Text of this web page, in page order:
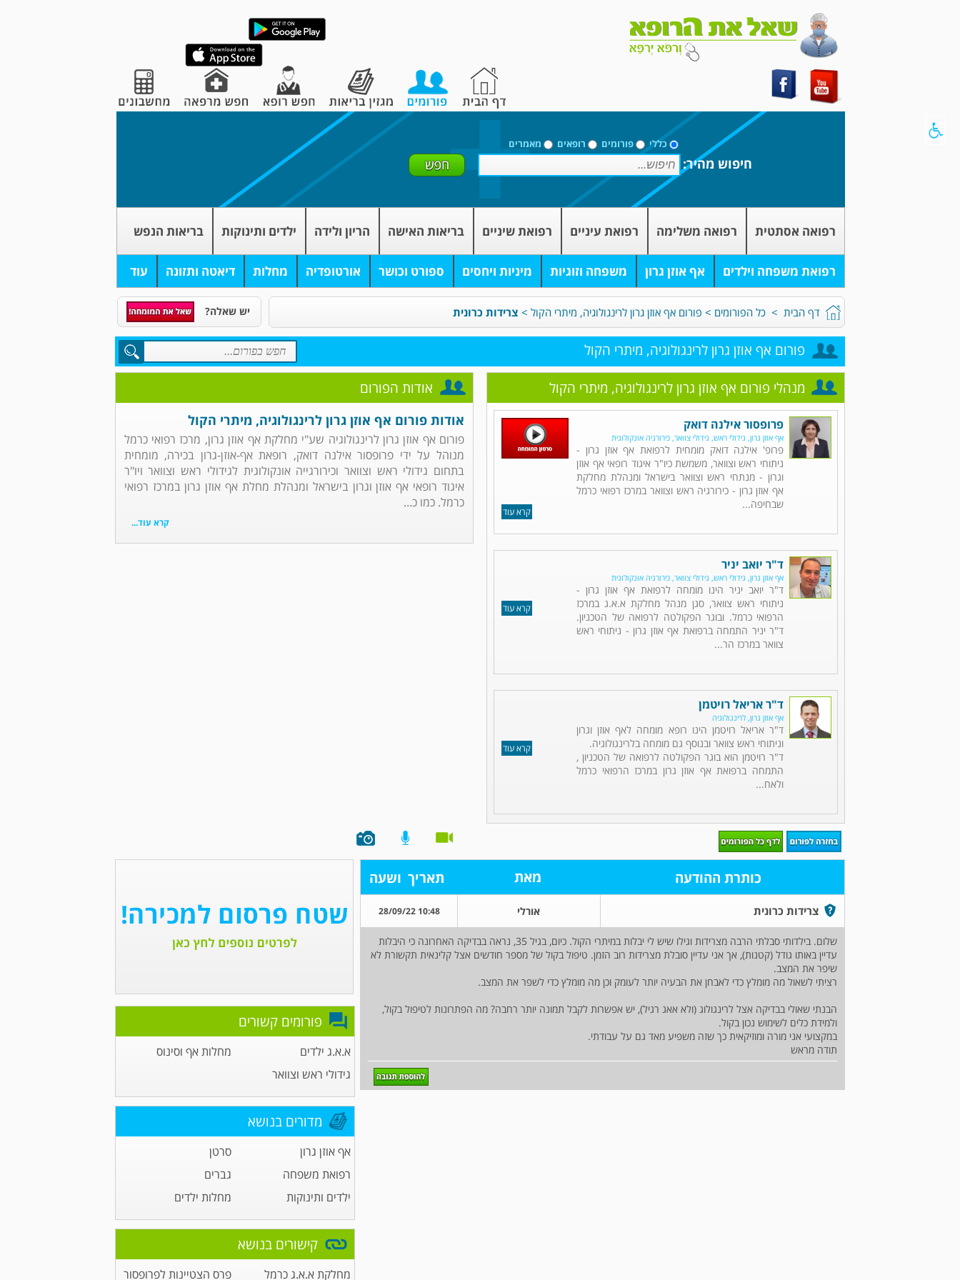
כללי פורומים רופאים מאמרים
חיפוש מהיר:
רפואה אסתטית רפואה משלימה רפואת עיניים רפואת שיניים בריאות האישה הריון ולידה ילדים ותינוקות בריאות הנפש
רפואת משפחה וילדים אף אוזן גרון משפחה וזוגיות מיניות ויחסים ספורט וכושר אורטופדיה מחלות דיאטה ותזונה עוד
דף הבית > כל הפורומים > פורום אף אוזן גרון לרינגולוגיה, מיתרי הקול > צרידות כרונית יש שאלה?
פורום אף אוזן גרון לרינגולוגיה, מיתרי הקול
אודות הפורום
אודות פורום אף אוזן גרון לרינגולוגיה, מיתרי הקול
פורום אף אוזן גרון לרינגולוגיה שע"י מחלקת אף אוזן גרון, מרכז רפואי כרמל
מנוהל על ידי פרופסור אילנה דואק, רופאת אף-אוזן-גרון בכירה, מומחית
בתחום גידולי ראש וצוואר וכירורגייה אונקולוגית לגידולי ראש וצוואר ויו"ר
איגוד רופאי אף אוזן וגרון בישראל ומנהלת מחלת אף אוזן גרון במרכז רפואי
כרמל. כמו כ...
קרא עוד...
מנהלי פורום אף אוזן גרון לרינגולוגיה, מיתרי הקול
קרא עוד
פרופסור אילנה דואק
אף אוזן גרון, גידולי ראש, גידולי צוואר, כירורגיה אונקולוגית
פרופ' אילנה דואק מומחית לרפואת אף אוזן גרון -
ניתוחי ראש וצוואר, משמשת כיו"ר איגוד רופאי אף אוזן
וגרון - מנתחי ראש וצוואר בישראל ומנהלת מחלקת
אף אוזן גרון - כירורגיה ראש וצוואר במרכז רפואי כרמל
שבחיפה...
קרא עוד
ד"ר יואב יניר
אף אוזן גרון, גידולי ראש, גידולי צוואר, כירורגיה אונקולוגית
ד"ר יואב יניר הינו מומחה לרפואת אף אוזן גרון -
ניתוחי ראש צוואר, סגן מנהל מחלקת א.א.ג במרכז
הרפואי כרמל. ובוגר הפקולטה לרפואה של הטכניון.
ד"ר יניר התמחה ברפואת אף אוזן גרון - ניתוחי ראש
צוואר במרכז הר...
קרא עוד
ד"ר אריאל רויטמן
אף אוזן גרון, לרינגולוגיה
ד"ר אריאל רויטמן הינו רופא מומחה לאף אוזן וגרון
וניתוחי ראש צוואר ובנוסף גם מומחה בלרינגולוגיה.
ד"ר רויטמן הוא בוגר הפקולטה לרפואה של הטכניון ,
התמחה ברפואת אף אוזן גרון במרכז הרפואי כרמל
ולאח...
כותרת ההודעה מאת תאריך ושעה
צרידות כרונית אורלי 10:48 28/09/22
שלום. בילדותי סבלתי הרבה מצרידות וגילו שיש לי יבלות במיתרי הקול. כיום, בגיל 35, נראה בבדיקה האחרונה כי היבלות
עדיין באותו גודל (קטנות), אך אני עדיין סובלת מצרידות רוב הזמן. טיפול בקול של מספר חודשים אצל קלינאית תקשורת לא
שיפר את המצב.
רציתי לשאול מה מומלץ כדי לאבחן את הבעיה יותר לעומק וכן מה מומלץ כדי לשפר את המצב.
הבנתי שאולי בבדיקה אצל לרינגולוג (ולא אאג רגיל), יש אפשרות לקבל תמונה יותר רחבה? מה הפתרונות לטיפול בקול,
ולמידת כלים לשימוש נכון בקול.
במקצועי אני מורה ומוזיקאית כך שזה משפיע מאד גם על עבודתי.
תודה מראש
פורומים קשורים
א.א.ג ילדים
מחלות אף וסינוס
גידולי ראש וצוואר
מדורים בנושא
אף אוזן גרון
סרטן
רפואת משפחה
גברים
ילדים ותינוקות
מחלות ילדים
קישורים בנושא
מחלקת א.א.ג כרמל פרס הצטיינות לפרופסור